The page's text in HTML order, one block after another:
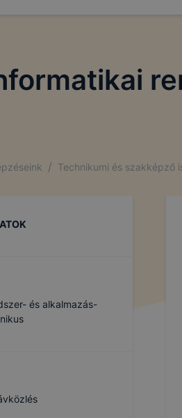
/ Technikumi és szakképző
és alkalmazás-